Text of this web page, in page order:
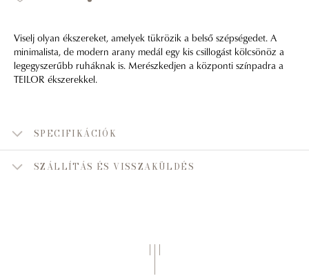
Viselj olyan ékszereket, amelyek tükrözik a belső szépségedet. A
minimalista, de modern arany medál egy kis csillogást kölcsönöz a
legegyszerűbb ruháknak is. Merészkedjen a központi színpadra a
TEILOR ékszerekkel.
SPECIFIKÁCIÓK
SZÁLLÍTÁS ÉS VISSZAKÜLDÉS